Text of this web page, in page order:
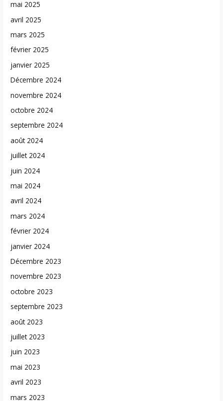
mai 2025
avril 2025
mars 2025
février 2025
janvier 2025
Décembre 2024
novembre 2024
octobre 2024
septembre 2024
août 2024
juillet 2024
juin 2024
mai 2024
avril 2024
mars 2024
février 2024
janvier 2024
Décembre 2023
novembre 2023
octobre 2023
septembre 2023
août 2023
juillet 2023
juin 2023
mai 2023
avril 2023
mars 2023